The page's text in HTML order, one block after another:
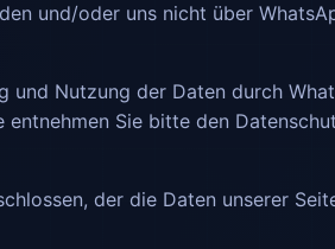
und/oder uns nicht über
Nutzung der Daten durch
Sie bitte den
der die Daten unserer